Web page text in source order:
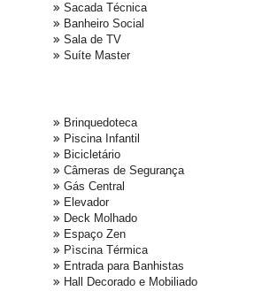
Sacada Técnica
Banheiro Social
Sala de TV
Suíte Master
Brinquedoteca
Piscina Infantil
Bicicletário
Câmeras de Segurança
Gás Central
Elevador
Deck Molhado
Espaço Zen
Pìscina Térmica
Entrada para Banhistas
Hall Decorado e Mobiliado